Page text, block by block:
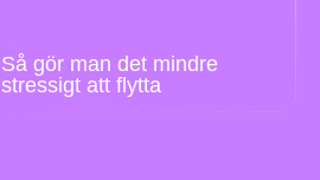
Så gör man det mindre
stressigt att flytta